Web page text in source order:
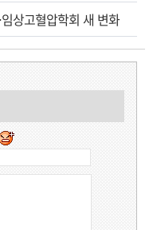
상고혈압학회 새 변화